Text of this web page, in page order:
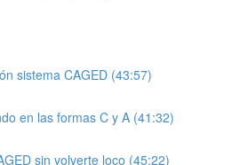
sistema CAGED (43:57)
en las formas C y A (41:32)
sin volverte loco (45:22)